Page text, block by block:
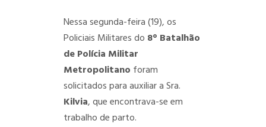
Nessa segunda-feira (19), os
Policiais Militares do 8° Batalhão
de Polícia Militar
Metropolitano foram
solicitados para auxiliar a Sra.
Kilvia, que encontrava-se em
trabalho de parto.